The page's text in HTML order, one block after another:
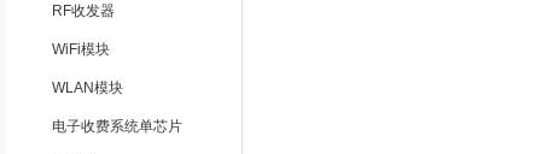
RF收发器
WiFi模块
WLAN模块
电子收费系统单芯片